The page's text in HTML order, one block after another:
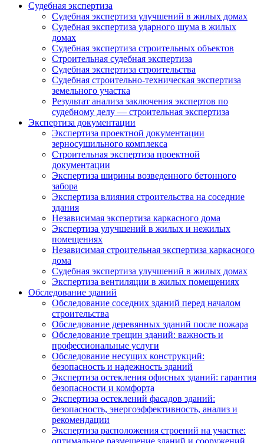
Судебная экспертиза
Судебная экспертиза улучшений в жилых домах
Судебная экспертиза ударного шума в жилых
домах
Судебная экспертиза строительных объектов
Строительная судебная экспертиза
Судебная экспертиза строительства
Судебная строительно-техническая экспертиза
земельного участка
Результат анализа заключения экспертов по
судебному делу — строительная экспертиза
Экспертиза документации
Экспертиза проектной документации
зерносушильного комплекса
Строительная экспертиза проектной
документации
Экспертиза ширины возведенного бетонного
забора
Экспертиза влияния строительства на соседние
здания
Независимая экспертиза каркасного дома
Экспертиза улучшений в жилых и нежилых
помещениях
Независимая строительная экспертиза каркасного
дома
Судебная экспертиза улучшений в жилых домах
Экспертиза вентиляции в жилых помещениях
Обследование зданий
Обследование соседних зданий перед началом
строительства
Обследование деревянных зданий после пожара
Обследование трещин зданий: важность и
профессиональные услуги
Обследование несущих конструкций:
безопасность и надежность зданий
Экспертиза остекления офисных зданий: гарантия
безопасности и комфорта
Экспертиза остеклений фасадов зданий:
безопасность, энергоэффективность, анализ и
рекомендации
Экспертиза расположения строений на участке:
оптимальное размещение зданий и сооружений